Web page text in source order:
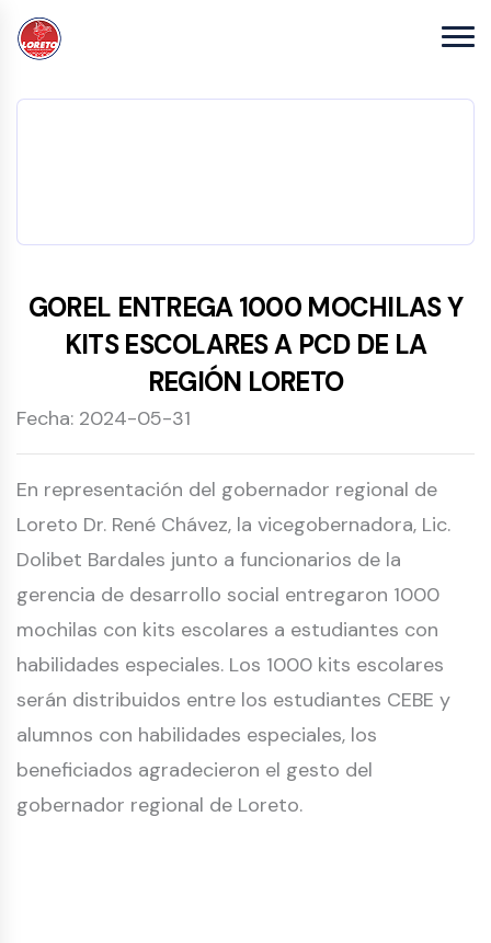
GOREL ENTREGA 1000 MOCHILAS Y
KITS ESCOLARES A PCD DE LA
REGIÓN LORETO
Fecha: 2024-05-31
En representación del gobernador regional de
Loreto Dr. René Chávez, la vicegobernadora, Lic.
Dolibet Bardales junto a funcionarios de la
gerencia de desarrollo social entregaron 1000
mochilas con kits escolares a estudiantes con
habilidades especiales. Los 1000 kits escolares
serán distribuidos entre los estudiantes CEBE y
alumnos con habilidades especiales, los
beneficiados agradecieron el gesto del
gobernador regional de Loreto.